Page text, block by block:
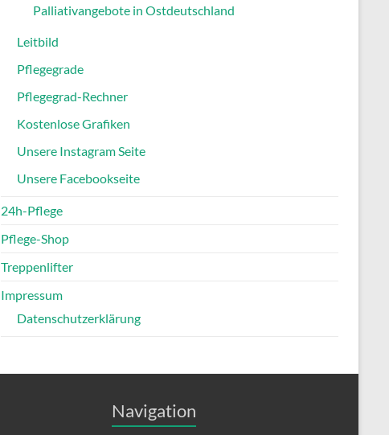
Palliativangebote in Ostdeutschland
Leitbild
Pflegegrade
Pflegegrad-Rechner
Kostenlose Grafiken
Unsere Instagram Seite
Unsere Facebookseite
24h-Pflege
Pflege-Shop
Treppenlifter
Impressum
Datenschutzerklärung
Navigation